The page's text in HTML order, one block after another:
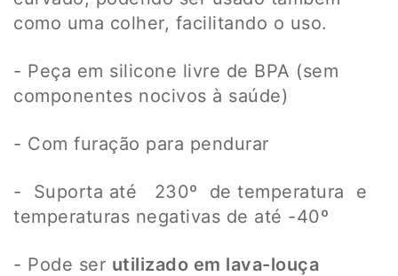
como uma colher, facilitando o uso.
- Peça em silicone livre de BPA (sem
componentes nocivos à saúde)
- Com furação para pendurar
- Suporta até 230º de temperatura e
temperaturas negativas de até -40º
- Pode ser utilizado em lava-louça